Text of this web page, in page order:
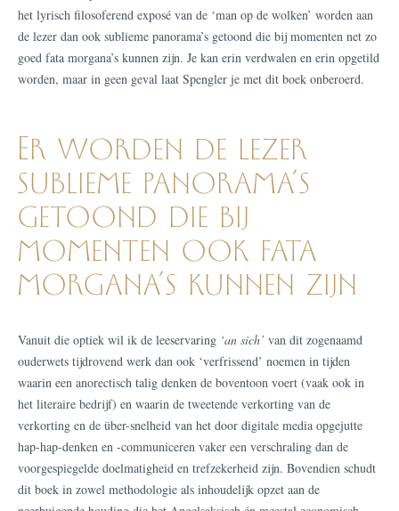
het lyrisch filosoferend exposé van de ‘man op de wolken’ worden aan
de lezer dan ook sublieme panorama’s getoond die bij momenten net zo
goed fata morgana’s kunnen zijn. Je kan erin verdwalen en erin opgetild
worden, maar in geen geval laat Spengler je met dit boek onberoerd.
Er worden de lezer
sublieme panorama’s
getoond die bij
momenten ook fata
morgana’s kunnen zijn
Vanuit die optiek wil ik de leeservaring ‘an sich’ van dit zogenaamd
ouderwets tijdrovend werk dan ook ‘verfrissend’ noemen in tijden
waarin een anorectisch talig denken de boventoon voert (vaak ook in
het literaire bedrijf) en waarin de tweetende verkorting van de
verkorting en de über-snelheid van het door digitale media opgejutte
hap-hap-denken en -communiceren vaker een verschraling dan de
voorgespiegelde doelmatigheid en trefzekerheid zijn. Bovendien schudt
dit boek in zowel methodologie als inhoudelijk opzet aan de